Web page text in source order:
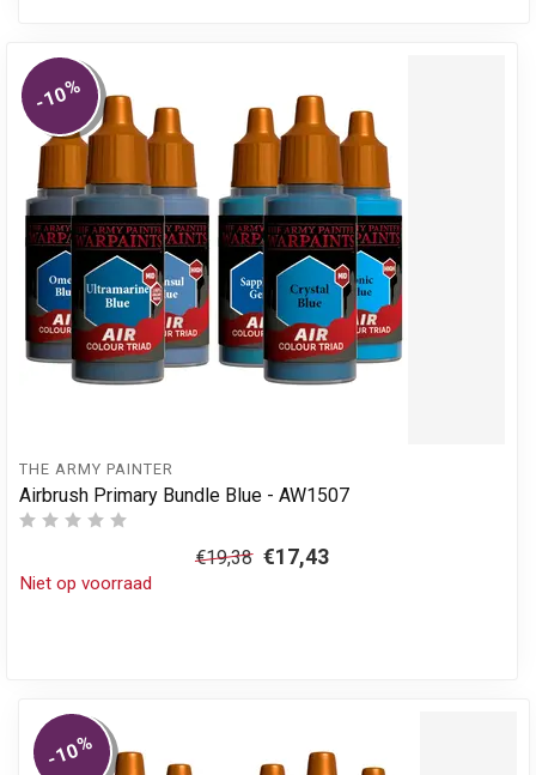
-10%
THE ARMY PAINTER
Airbrush Primary Bundle Blue - AW1507
€19,38 €17,43
Niet op voorraad
-10%